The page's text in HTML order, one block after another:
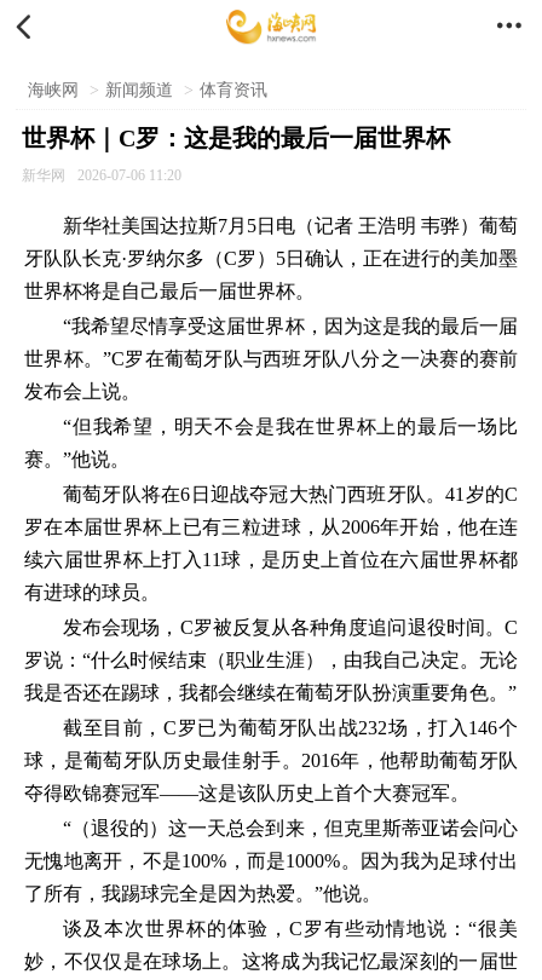
 
海峡网 > 新闻频道 > 体育资讯
世界杯｜C罗：这是我的最后一届世界杯
新华网 2026-07-06 11:20
新华社美国达拉斯7月5日电（记者 王浩明 韦骅）葡萄
牙队队长克·罗纳尔多（C罗）5日确认，正在进行的美加墨
世界杯将是自己最后一届世界杯。
“我希望尽情享受这届世界杯，因为这是我的最后一届
世界杯。”C罗在葡萄牙队与西班牙队八分之一决赛的赛前
发布会上说。
“但我希望，明天不会是我在世界杯上的最后一场比
赛。”他说。
葡萄牙队将在6日迎战夺冠大热门西班牙队。41岁的C
罗在本届世界杯上已有三粒进球，从2006年开始，他在连
续六届世界杯上打入11球，是历史上首位在六届世界杯都
有进球的球员。
发布会现场，C罗被反复从各种角度追问退役时间。C
罗说：“什么时候结束（职业生涯），由我自己决定。无论
我是否还在踢球，我都会继续在葡萄牙队扮演重要角色。”
截至目前，C罗已为葡萄牙队出战232场，打入146个
球，是葡萄牙队历史最佳射手。2016年，他帮助葡萄牙队
夺得欧锦赛冠军——这是该队历史上首个大赛冠军。
“（退役的）这一天总会到来，但克里斯蒂亚诺会问心
无愧地离开，不是100%，而是1000%。因为我为足球付出
了所有，我踢球完全是因为热爱。”他说。
谈及本次世界杯的体验，C罗有些动情地说：“很美
妙，不仅仅是在球场上。这将成为我记忆最深刻的一届世